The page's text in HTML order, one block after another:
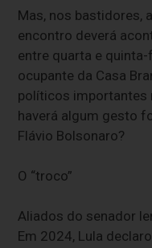
Mas, nos bastidores,
encontro deverá
entre quarta e
ocupante da Casa
políticos importantes
haverá algum gesto
Flávio Bolsonaro?
O “troco”
Aliados do senador
Em 2024, Lula